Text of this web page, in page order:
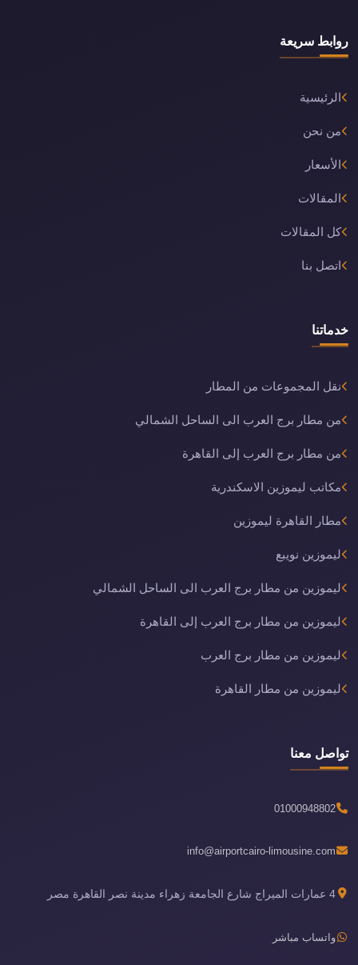
روابط سريعة
الرئيسية
من نحن
الأسعار
المقالات
كل المقالات
اتصل بنا
خدماتنا
نقل المجموعات من المطار
من مطار برج العرب الى الساحل الشمالي
من مطار برج العرب إلى القاهرة
مكاتب ليموزين الاسكندرية
مطار القاهرة ليموزين
ليموزين نويبع
ليموزين من مطار برج العرب الى الساحل الشمالي
ليموزين من مطار برج العرب إلى القاهرة
ليموزين من مطار برج العرب
ليموزين من مطار القاهرة
تواصل معنا
01000948802
info@airportcairo-limousine.com
4 عمارات الميراج شارع الجامعة زهراء مدينة نصر القاهرة مصر
واتساب مباشر